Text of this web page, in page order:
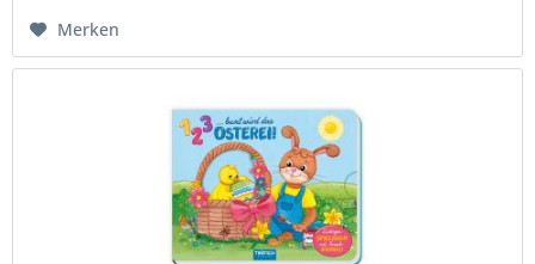
Merken